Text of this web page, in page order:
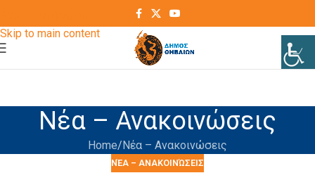
Skip to main content
Νέα – Ανακοινώσεις
Home Νέα – Ανακοινώσεις
ΝΈΑ – ΑΝΑΚΟΙΝΏΣΕΙΣ